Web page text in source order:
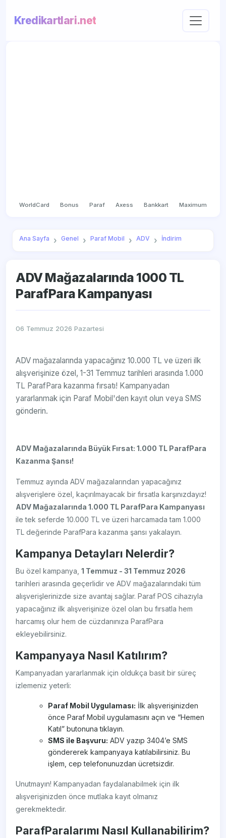
Kredikartlari.net
WorldCard Bonus Paraf Axess Bankkart Maximum
Ana Sayfa Genel Paraf Mobil ADV İndirim
ADV Mağazalarında 1000 TL
ParafPara Kampanyası
06 Temmuz 2026 Pazartesi
ADV mağazalarında yapacağınız 10.000 TL ve üzeri ilk
alışverişinize özel, 1-31 Temmuz tarihleri arasında 1.000
TL ParafPara kazanma fırsatı! Kampanyadan
yararlanmak için Paraf Mobil'den kayıt olun veya SMS
gönderin.
ADV Mağazalarında Büyük Fırsat: 1.000 TL ParafPara
Kazanma Şansı!
Temmuz ayında ADV mağazalarından yapacağınız
alışverişlere özel, kaçırılmayacak bir fırsatla karşınızdayız!
ADV Mağazalarında 1.000 TL ParafPara Kampanyası
ile tek seferde 10.000 TL ve üzeri harcamada tam 1.000
TL değerinde ParafPara kazanma şansı yakalayın.
Kampanya Detayları Nelerdir?
Bu özel kampanya,1 Temmuz - 31 Temmuz 2026
tarihleri arasında geçerlidir ve ADV mağazalarındaki tüm
alışverişlerinizde size avantaj sağlar. Paraf POS cihazıyla
yapacağınız ilk alışverişinize özel olan bu fırsatla hem
harcamış olur hem de cüzdanınıza ParafPara
ekleyebilirsiniz.
Kampanyaya Nasıl Katılırım?
Kampanyadan yararlanmak için oldukça basit bir süreç
izlemeniz yeterli:
Paraf Mobil Uygulaması: İlk alışverişinizden
önce Paraf Mobil uygulamasını açın ve “Hemen
Katıl” butonuna tıklayın.
SMS ile Başvuru: ADV yazıp 3404’e SMS
göndererek kampanyaya katılabilirsiniz. Bu
işlem, cep telefonunuzdan ücretsizdir.
Unutmayın! Kampanyadan faydalanabilmek için ilk
alışverişinizden önce mutlaka kayıt olmanız
gerekmektedir.
ParafParalarımı Nasıl Kullanabilirim?